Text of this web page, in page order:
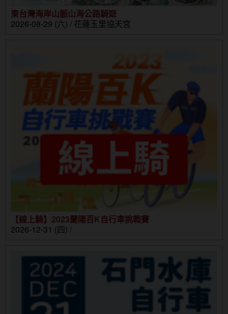
東台灣海岸山脈山海公路騎遊
2026-08-29 (六) / 花蓮玉里協天宮
【線上騎】2023蘭陽百K自行車挑戰賽
2026-12-31 (四) /